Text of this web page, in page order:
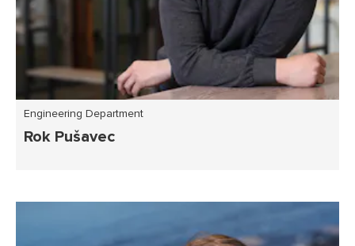
Engineering Department
Rok Pušavec